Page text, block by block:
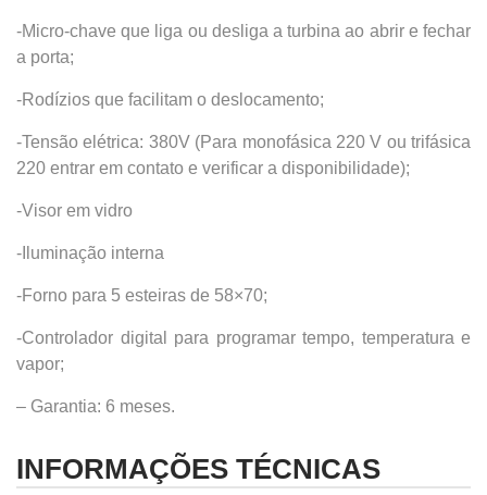
-Micro-chave que liga ou desliga a turbina ao abrir e fechar
a porta;
-Rodízios que facilitam o deslocamento;
-Tensão elétrica: 380V (Para monofásica 220 V ou trifásica
220 entrar em contato e verificar a disponibilidade);
-Visor em vidro
-Iluminação interna
-Forno para 5 esteiras de 58×70;
-Controlador digital para programar tempo, temperatura e
vapor;
– Garantia: 6 meses.
INFORMAÇÕES TÉCNICAS